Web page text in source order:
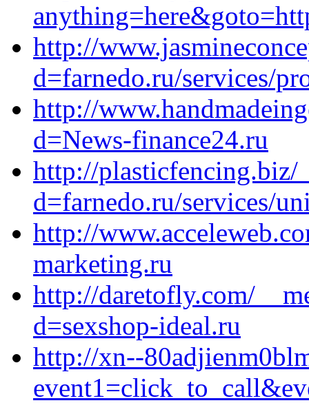
http://
d=farnedo.ru/services/
http://
d=News-finance24.ru
http://plasticfencing.biz/
d=farnedo.ru/services/
http://
marketing.ru
http://daretofly.com/
d=sexshop-ideal.ru
http://xn--